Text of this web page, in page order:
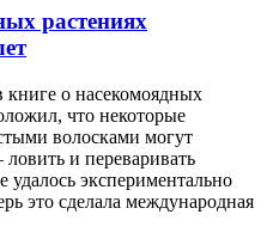
растениях
о насекомоядных
что некоторые
волосками могут
и переваривать
экспериментально
это сделала международная